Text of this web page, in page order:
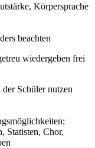
Körpersprache
beachten
wiedergeben frei
Schüler nutzen
Statisten, Chor,